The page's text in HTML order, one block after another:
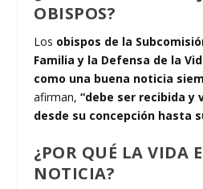
OBISPOS?
Los obispos de la
Familia y la Defensa de la
como una buena noticia
afirman,“debe ser recibida y
desde su concepción hasta
¿POR QUÉ LA VIDA
NOTICIA?